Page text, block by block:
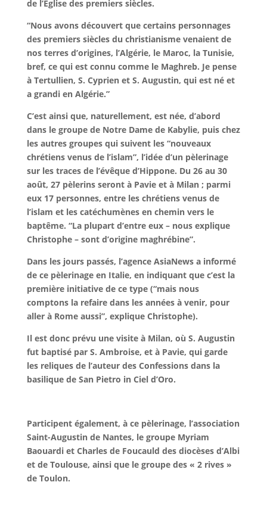
de l’Église des premiers siècles.
“Nous avons découvert que certains personnages
des premiers siècles du christianisme venaient de
nos terres d’origines, l’Algérie, le Maroc, la Tunisie,
bref, ce qui est connu comme le Maghreb. Je pense
à Tertullien, S. Cyprien et S. Augustin, qui est né et
a grandi en Algérie.”
C’est ainsi que, naturellement, est née, d’abord
dans le groupe de Notre Dame de Kabylie, puis chez
les autres groupes qui suivent les “nouveaux
chrétiens venus de l’islam”, l’idée d’un pèlerinage
sur les traces de l’évêque d’Hippone. Du 26 au 30
août, 27 pèlerins seront à Pavie et à Milan ; parmi
eux 17 personnes, entre les chrétiens venus de
l’islam et les catéchumènes en chemin vers le
baptême. “La plupart d’entre eux – nous explique
Christophe – sont d’origine maghrébine”.
Dans les jours passés, l’agence AsiaNews a informé
de ce pèlerinage en Italie, en indiquant que c’est la
première initiative de ce type (“mais nous
comptons la refaire dans les années à venir, pour
aller à Rome aussi”, explique Christophe).
Il est donc prévu une visite à Milan, où S. Augustin
fut baptisé par S. Ambroise, et à Pavie, qui garde
les reliques de l’auteur des Confessions dans la
basilique de San Pietro in Ciel d’Oro.
Participent également, à ce pèlerinage, l’association
Saint-Augustin de Nantes, le groupe Myriam
Baouardi et Charles de Foucauld des diocèses d’Albi
et de Toulouse, ainsi que le groupe des « 2 rives »
de Toulon.